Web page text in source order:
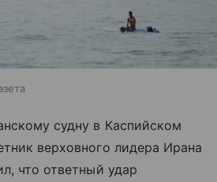
судну в Каспийском
верховного лидера Ирана
что ответный удар